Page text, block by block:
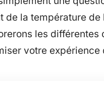
de la température de
les différentes
votre expérience